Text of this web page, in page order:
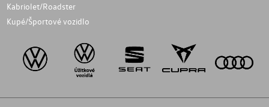
Kabriolet/Roadster
Kupé/Športové vozidlo